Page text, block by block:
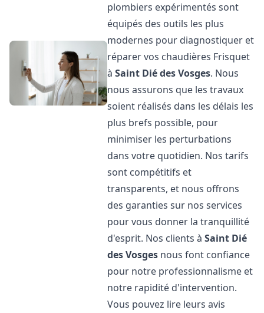
plombiers expérimentés sont
équipés des outils les plus
modernes pour diagnostiquer et
réparer vos chaudières Frisquet
àSaint Dié des Vosges. Nous
nous assurons que les travaux
soient réalisés dans les délais les
plus brefs possible, pour
minimiser les perturbations
dans votre quotidien. Nos tarifs
sont compétitifs et
transparents, et nous offrons
des garanties sur nos services
pour vous donner la tranquillité
d'esprit. Nos clients àSaint Dié
des Vosges nous font confiance
pour notre professionnalisme et
notre rapidité d'intervention.
Vous pouvez lire leurs avis